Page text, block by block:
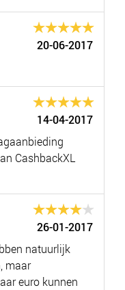
20-06-2017
14-04-2017
CashbackXL
26-01-2017
natuurlijk
maar
euro kunnen